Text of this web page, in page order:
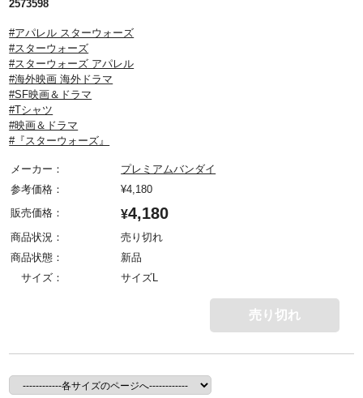
2573598
#アパレル スターウォーズ
#スターウォーズ
#スターウォーズ アパレル
#海外映画 海外ドラマ
#SF映画＆ドラマ
#Tシャツ
#映画＆ドラマ
#『スターウォーズ』
メーカー：
プレミアムバンダイ
参考価格：
¥4,180
販売価格：
¥4,180
商品状況：
売り切れ
商品状態：
新品
サイズ：
サイズL
売り切れ